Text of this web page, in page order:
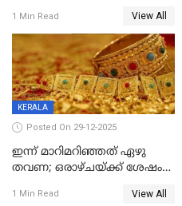
പരിക്ക്; പാളം മറികടന്ന
യുവാവ് ട്രെയിന്‍ തട്ടി മരിച്ചു
1 Min Read View All
KERALA
Posted On 29-12-2025
ഇന്ന് മാറിമറിഞ്ഞത് ഏഴു
തവണ; ഒരാഴ്ചയ്ക്ക് ശേഷം
1 Min Read View All